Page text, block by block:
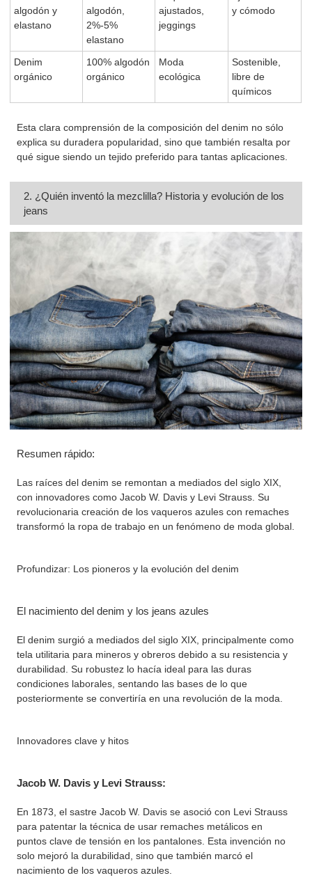
algodón y
elastano
algodón,
2%-5%
elastano
ajustados,
jeggings
y cómodo
Denim
orgánico
100% algodón
orgánico
Moda
ecológica
Sostenible,
libre de
químicos
Esta clara comprensión de la composición del denim no sólo
explica su duradera popularidad, sino que también resalta por
qué sigue siendo un tejido preferido para tantas aplicaciones.
2. ¿Quién inventó la mezclilla? Historia y evolución de los
jeans
Resumen rápido:
Las raíces del denim se remontan a mediados del siglo XIX,
con innovadores como Jacob W. Davis y Levi Strauss. Su
revolucionaria creación de los vaqueros azules con remaches
transformó la ropa de trabajo en un fenómeno de moda global.
Profundizar: Los pioneros y la evolución del denim
El nacimiento del denim y los jeans azules
El denim surgió a mediados del siglo XIX, principalmente como
tela utilitaria para mineros y obreros debido a su resistencia y
durabilidad. Su robustez lo hacía ideal para las duras
condiciones laborales, sentando las bases de lo que
posteriormente se convertiría en una revolución de la moda.
Innovadores clave y hitos
Jacob W. Davis y Levi Strauss:
En 1873, el sastre Jacob W. Davis se asoció con Levi Strauss
para patentar la técnica de usar remaches metálicos en
puntos clave de tensión en los pantalones. Esta invención no
solo mejoró la durabilidad, sino que también marcó el
nacimiento de los vaqueros azules.